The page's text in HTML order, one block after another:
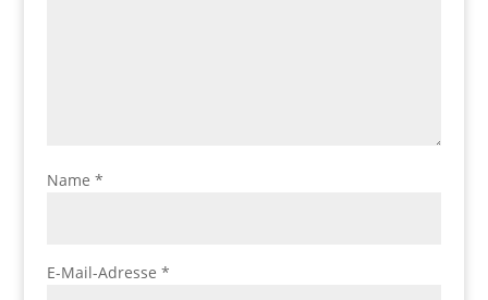
Name *
E-Mail-Adresse *